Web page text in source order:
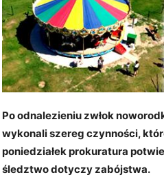
Po odnalezieniu zwłok
wykonali szereg czynności,
poniedziałek prokuratura
śledztwo dotyczy zabójstwa.